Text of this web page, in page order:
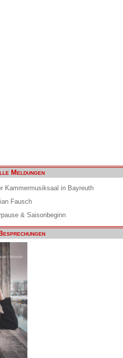
Meldungen
Kammermusiksaal in Bayreuth
Fausch
& Saisonbeginn